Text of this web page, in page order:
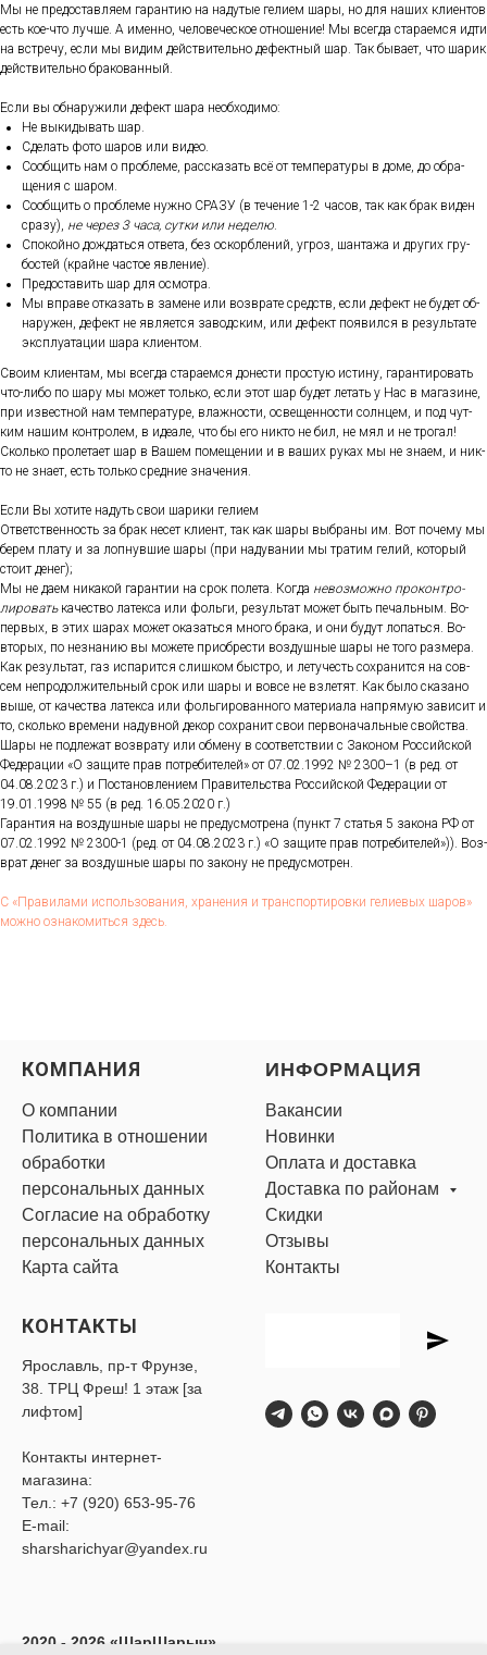
Мы не пре­дос­тавля­ем га­ран­тию на на­дутые ге­ли­ем ша­ры, но для на­ших кли­ен­тов
есть кое-что луч­ше. А имен­но, че­лове­чес­кое от­но­шение! Мы всег­да ста­ра­ем­ся ид­ти
на встре­чу, ес­ли мы ви­дим дей­стви­тель­но де­фек­тный шар. Так бы­ва­ет, что ша­рик
дей­стви­тель­но бра­кован­ный.
Ес­ли вы об­на­ружи­ли де­фект ша­ра не­об­хо­димо:
Не вы­киды­вать шар.
Сде­лать фо­то ша­ров или ви­део.
Со­об­щить нам о проб­ле­ме, рас­ска­зать всё от тем­пе­рату­ры в до­ме, до об­ра­
щения с ша­ром.
Со­об­щить о проб­ле­ме нуж­но СРА­ЗУ (в те­чение 1-2 ча­сов, так как брак ви­ден
сра­зу), не че­рез 3 ча­са, сут­ки или не­делю.
Спо­кой­но дож­дать­ся от­ве­та, без ос­кор­бле­ний, уг­роз, шан­та­жа и дру­гих гру­
бос­тей (край­не час­тое яв­ле­ние).
Пре­дос­та­вить шар для ос­мотра.
Мы впра­ве от­ка­зать в за­мене или воз­вра­те средств, ес­ли де­фект не бу­дет об­
на­ружен, де­фект не яв­ля­ет­ся за­вод­ским, или де­фект по­явил­ся в ре­зуль­та­те
экс­плу­ата­ции ша­ра кли­ен­том.
Сво­им кли­ен­там, мы всег­да ста­ра­ем­ся до­нес­ти прос­тую ис­ти­ну, га­ран­ти­ровать
что-ли­бо по ша­ру мы мо­жет толь­ко, ес­ли этот шар бу­дет ле­тать у Нас в ма­гази­не,
при из­вес­тной нам тем­пе­рату­ре, влаж­ности, ос­ве­щен­ности сол­нцем, и под чут­
ким на­шим кон­тро­лем, в иде­але, что бы его ник­то не бил, не мял и не тро­гал!
Сколь­ко про­лета­ет шар в Ва­шем по­меще­нии и в ва­ших ру­ках мы не зна­ем, и ник­
то не зна­ет, есть толь­ко сред­ние зна­чения.
Ес­ли Вы хо­тите на­дуть свои ша­рики ге­ли­ем
От­ветс­твен­ность за брак не­сет кли­ент, так как ша­ры выб­ра­ны им. Вот по­чему мы
бе­рем пла­ту и за лоп­нувшие ша­ры (при на­дува­нии мы тра­тим ге­лий, ко­торый
сто­ит де­нег);
Мы не да­ем ни­какой га­ран­тии на срок по­лета. Ког­да не­воз­можно про­кон­тро­
лиро­ватька­чес­тво ла­тек­са или фоль­ги, ре­зуль­тат мо­жет быть пе­чаль­ным. Во-
пер­вых, в этих ша­рах мо­жет ока­зать­ся мно­го бра­ка, и они бу­дут ло­пать­ся. Во-
вто­рых, по нез­на­нию вы мо­жете при­об­рести воз­душные ша­ры не то­го раз­ме­ра.
Как ре­зуль­тат, газ ис­па­рит­ся слиш­ком быс­тро, и ле­тучесть сох­ра­нит­ся на сов­
сем неп­ро­дол­жи­тель­ный срок или ша­ры и вов­се не взле­тят. Как бы­ло ска­зано
вы­ше, от ка­чес­тва ла­тек­са или фоль­ги­рован­но­го ма­тери­ала нап­ря­мую за­висит и
то, сколь­ко вре­мени на­дув­ной де­кор сох­ра­нит свои пер­во­началь­ные свой­ства.
Ша­ры не под­ле­жат воз­вра­ту или об­ме­ну в со­от­ветс­твии с За­коном Рос­сий­ской
Фе­дера­ции «О за­щите прав пот­ре­бите­лей» от 07.02.1992 № 2300–1 (в ред. от
04.08.2023 г.) и Пос­та­нов­ле­ни­ем Пра­витель­ства Рос­сий­ской Фе­дера­ции от
19.01.1998 № 55 (в ред. 16.05.2020 г.)
Га­ран­тия на воз­душные ша­ры не пре­дус­мотре­на (пункт 7 статья 5 за­кона РФ от
07.02.1992 № 2300-1 (ред. от 04.08.2023 г.) «О за­щите прав пот­ре­бите­лей»)). Воз­
врат де­нег за воз­душные ша­ры по за­кону не пре­дус­мотрен.
С «Пра­вила­ми ис­поль­зо­вания, хра­нения и тран­спор­ти­ров­ки ге­ли­евых ша­ров»
мож­но оз­на­комить­ся здесь.
КОМПАНИЯ
О компании
Политика в отношении
обработки
персональных данных
Согласие на обработку
персональных данных
Карта сайта
ИНФОРМАЦИЯ
Вакансии
Новинки
Оплата и доставка
Доставка по районам
Скидки
Отзывы
Контакты
КОНТАКТЫ
Ярославль, пр-т Фрунзе,
38. ТРЦ Фреш! 1 этаж [за
лифтом]
Контакты интернет-
магазина:
Тел.: +7 (920) 653-95-76
E-mail:
sharsharichyar@yandex.ru
2020 - 2026 «ШарШарыч»